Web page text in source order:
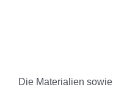
Die Materialien